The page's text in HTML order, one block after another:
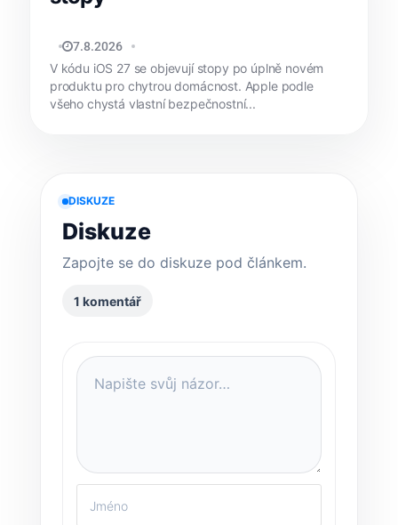
MATYÁŠ KOZÁK
7.8.2026
V kódu iOS 27 se objevují stopy po úplně novém
produktu pro chytrou domácnost. Apple podle
všeho chystá vlastní bezpečnostní...
DISKUZE
Diskuze
Zapojte se do diskuze pod článkem.
1 komentář